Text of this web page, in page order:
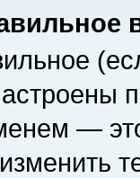
—